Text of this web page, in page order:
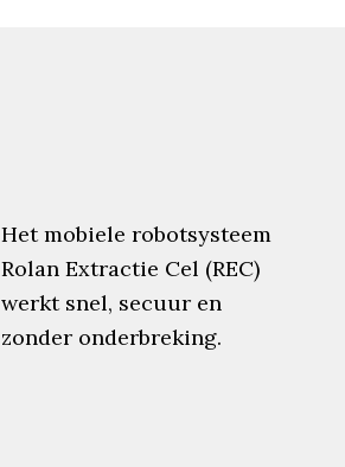
Het mobiele robotsysteem
Rolan Extractie Cel (REC)
werkt snel, secuur en
zonder onderbreking.